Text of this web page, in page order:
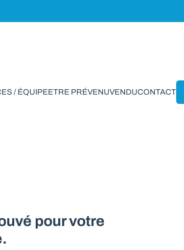
/ ÉQUIPEETRE PRÉVENUVENDUCONTACT
pour votre